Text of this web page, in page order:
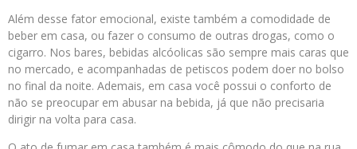
Além desse fator emocional, existe também a comodidade de
beber em casa, ou fazer o consumo de outras drogas, como o
cigarro. Nos bares, bebidas alcóolicas são sempre mais caras que
no mercado, e acompanhadas de petiscos podem doer no bolso
no final da noite. Ademais, em casa você possui o conforto de
não se preocupar em abusar na bebida, já que não precisaria
dirigir na volta para casa.